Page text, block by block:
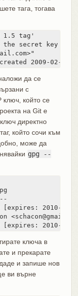
тага, тогава
1.5 tag'
the secret key for
2009-02-09
да се
с
ключ, който се
на Git е
директно
който сочи към
може да
gpg --
[expires: 2010-02-
[expires: 2010-02-
ключа в
и прекарате
и запише нов
ви върне